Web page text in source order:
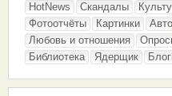
HotNews
Скандалы
Фотоотчёты
Картинки Авто
Любовь и отношения
Библиотека
Ядерщик